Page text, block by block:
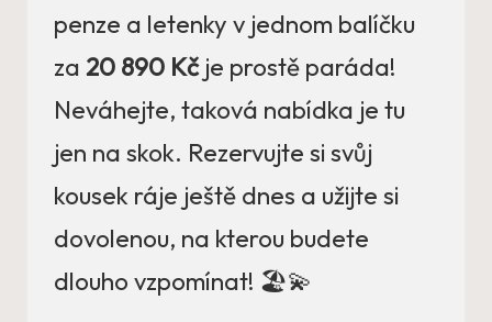
penze a letenky v jednom balíčku
za 20 890 Kčje prostě paráda!
Neváhejte, taková nabídka je tu
jen na skok. Rezervujte si svůj
kousek ráje ještě dnes a užijte si
dovolenou, na kterou budete
dlouho vzpomínat! 🏖️💫